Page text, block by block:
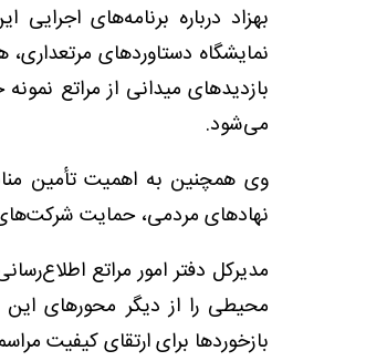
بهزاد درباره برنامه‌های
نمایشگاه دستاوردهای
بازدیدهای میدانی از مراتع
می‌شود.
وی همچنین به اهمیت تأمین
نهادهای مردمی، حمایت
مدیرکل دفتر امور مراتع
محیطی را از دیگر محورهای این
بازخوردها برای ارتقای کیفیت